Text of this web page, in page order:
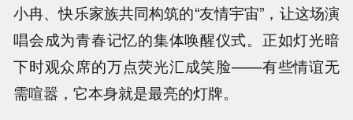
小冉、快乐家族共同构筑的“友情宇宙”，让这场演
唱会成为青春记忆的集体唤醒仪式。正如灯光暗
下时观众席的万点荧光汇成笑脸——有些情谊无
需喧嚣，它本身就是最亮的灯牌。